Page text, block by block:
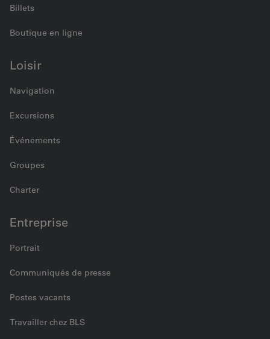
Billets
Boutique en ligne
Loisir
Navigation
Excursions
Événements
Groupes
Charter
Entreprise
Portrait
Communiqués de presse
Postes vacants
Travailler chez BLS